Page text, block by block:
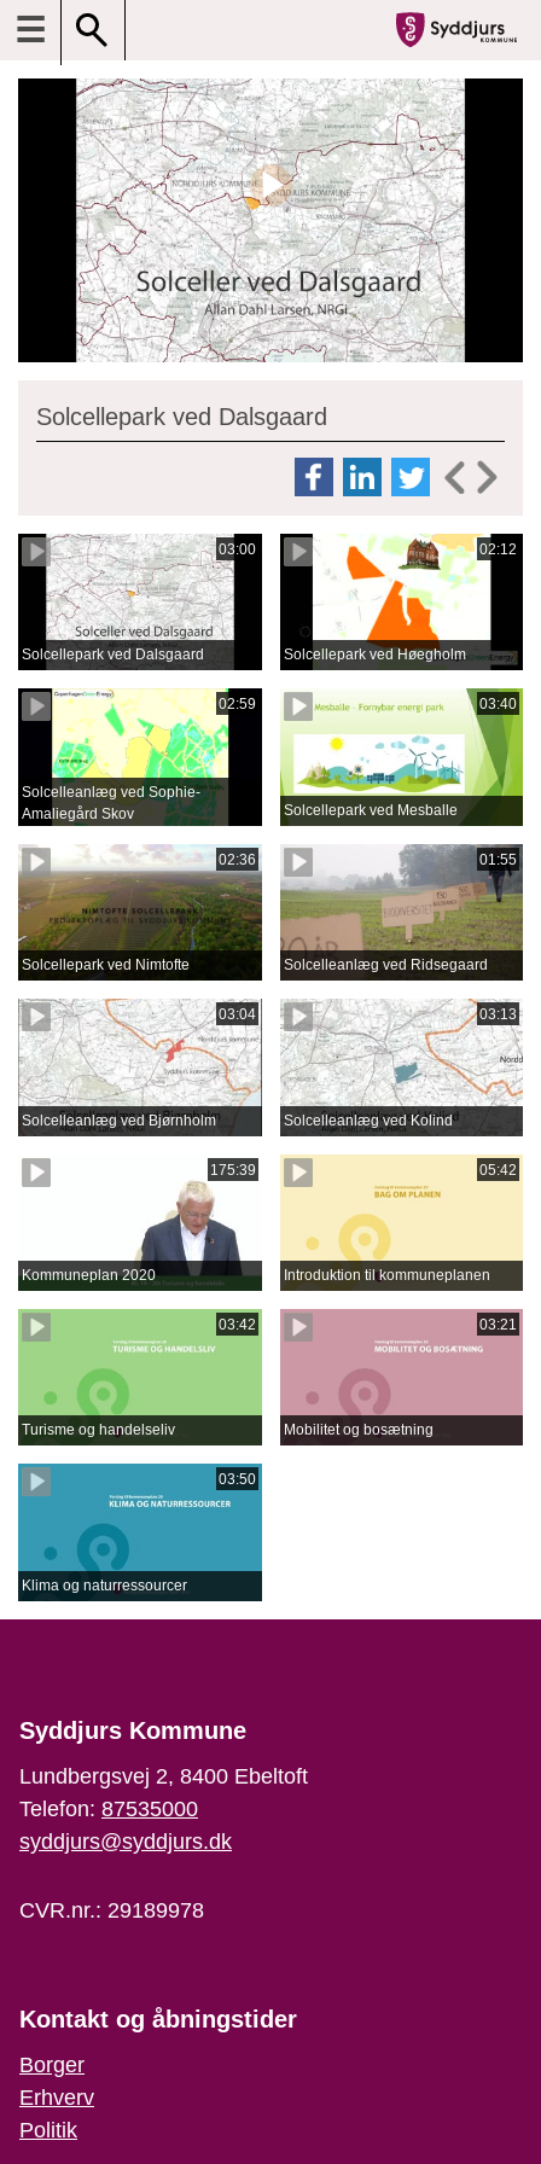
☰
Solcellepark ved Dalsgaard
03:00
Solcellepark ved Dalsgaard
02:12
Solcellepark ved Høegholm
02:59
Solcelleanlæg ved Sophie-
Amaliegård Skov
03:40
Solcellepark ved Mesballe
02:36
Solcellepark ved Nimtofte
01:55
Solcelleanlæg ved Ridsegaard
03:04
Solcelleanlæg ved Bjørnholm
03:13
Solcelleanlæg ved Kolind
175:39
Kommuneplan 2020
05:42
Introduktion til kommuneplanen
03:42
Turisme og handelseliv
03:21
Mobilitet og bosætning
03:50
Klima og naturressourcer
Syddjurs Kommune
Lundbergsvej 2, 8400 Ebeltoft
Telefon: 87535000
syddjurs@syddjurs.dk
CVR.nr.: 29189978
Kontakt og åbningstider
Borger
Erhverv
Politik